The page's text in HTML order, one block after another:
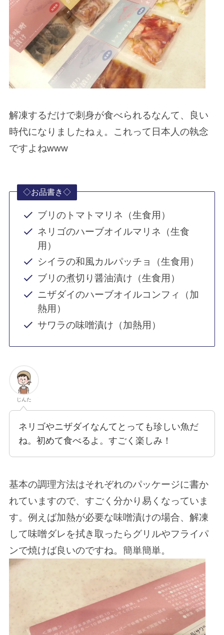
解凍するだけで刺身が食べられるなんて、良い
時代になりましたねぇ。これって日本人の執念
ですよねwww
◇お品書き◇
ブリのトマトマリネ（生食用）
ネリゴのハーブオイルマリネ（生食
用）
シイラの和風カルパッチョ（生食用）
ブリの煮切り醤油漬け（生食用）
ニザダイのハーブオイルコンフィ（加
熱用）
サワラの味噌漬け（加熱用）
じんた
ネリゴやニザダイなんてとっても珍しい魚だ
ね。初めて食べるよ。すごく楽しみ！
基本の調理方法はそれぞれのパッケージに書か
れていますので、すごく分かり易くなっていま
す。例えば加熱が必要な味噌漬けの場合、解凍
して味噌ダレを拭き取ったらグリルやフライパ
ンで焼けば良いのですね。簡単簡単。